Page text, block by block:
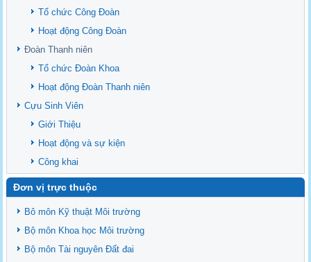
Danh mục tạp chí xuất bản Quốc Tế 2026
Danh Mục các Đề Tài NCKH cấp Tỉnh năm 2024
Văn bản - Quy định
Ban chấp hành Đảng bộ khoa
Tổ chức Công Đoàn
Hoạt động Công Đoàn
Đoàn Thanh niên
Tổ chức Đoàn Khoa
Hoạt động Đoàn Thanh niên
Cựu Sinh Viên
Giới Thiệu
Hoạt động và sự kiện
Công khai
Đơn vị trực thuộc
Bô môn Kỹ thuật Môi trường
Bộ môn Khoa học Môi trường
Bộ môn Tài nguyên Đất đai